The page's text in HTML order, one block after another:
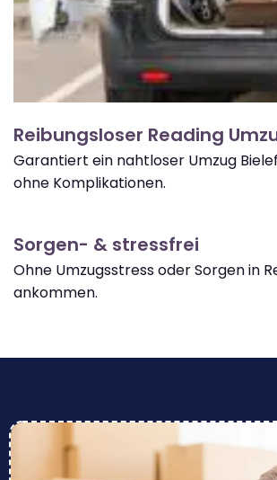
Reibungsloser Reading
Garantiert ein nahtloser Umzug
ohne Komplikationen.
Sorgen- & stressfrei
Ohne Umzugsstress oder Sorgen in
ankommen.